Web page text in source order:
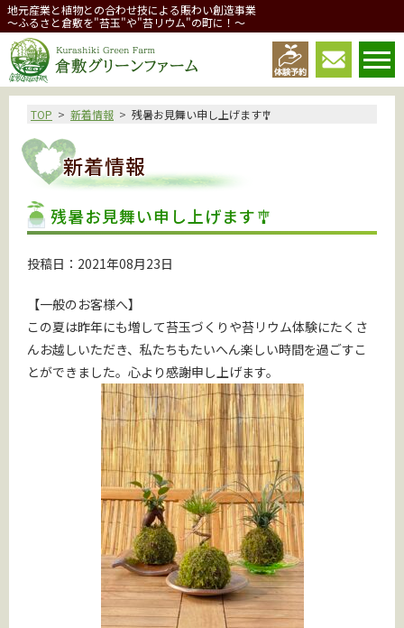
地元産業と植物との合わせ技による賑わい創造事業
～ふるさと倉敷を"苔玉"や"苔リウム"の町に！～
倉敷グリーンファーム
TOP 新着情報 残暑お見舞い申し上げます🎐
新着情報
残暑お見舞い申し上げます🎐
投稿日：2021年08月23日
【一般のお客様へ】
この夏は昨年にも増して苔玉づくりや苔リウム体験にたくさ
んお越しいただき、私たちもたいへん楽しい時間を過ごすこ
とができました。心より感謝申し上げます。